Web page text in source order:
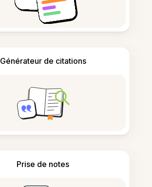
Générateur de citations
Prise de notes